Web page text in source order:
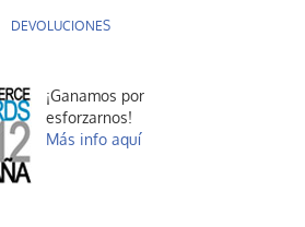
DEVOLUCIONES
¡Ganamos por
esforzarnos!
Más info aquí